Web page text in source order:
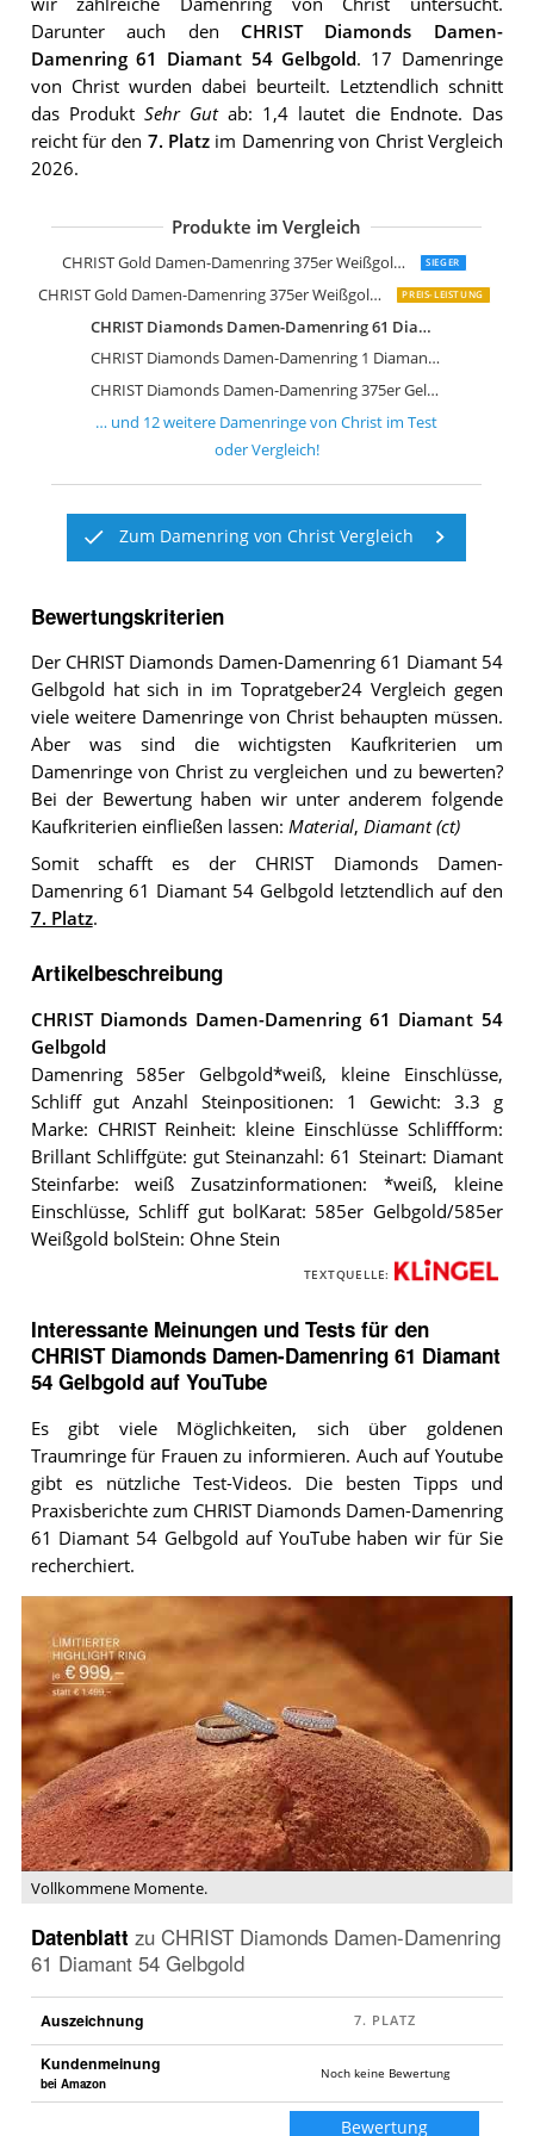
wir zahlreiche Damenring von Christ untersucht.
Darunter auch den CHRIST Diamonds Damen-
Damenring 61 Diamant 54 Gelbgold. 17 Damenringe
von Christ wurden dabei beurteilt. Letztendlich schnitt
das Produkt Sehr Gutab: 1,4 lautet die Endnote. Das
reicht für den 7. Platz im Damenring von Christ Vergleich
2026.
Produkte im Vergleich
CHRIST Gold Damen-Damenring 375er Weißgold 1 Topas SIEGER
CHRIST Gold Damen-Damenring 375er Weißgold 12 Diamant PREIS-LEISTUNG
CHRIST Diamonds Damen-Damenring 61 Diamant 54 Gelbgold
CHRIST Diamonds Damen-Damenring 1 Diamant 54 Gold
CHRIST Diamonds Damen-Damenring 375er Gelbgold 7 Diamanten
CHRIST Gold Damen-Damenring
CHRIST Gold Damen-Damenring
… und 12weitere Damenringe von Christ im Test
oder Vergleich!
Zum Damenring von Christ Vergleich
Bewertungskriterien
Der CHRIST Diamonds Damen-Damenring 61 Diamant 54
Gelbgold hat sich in im Topratgeber24 Vergleich gegen
viele weitere Damenringe von Christ behaupten müssen.
Aber was sind die wichtigsten Kaufkriterien um
Damenringe von Christ zu vergleichen und zu bewerten?
Bei der Bewertung haben wir unter anderem folgende
Kaufkriterien einfließen lassen: Material, Diamant (ct)
Somit schafft es der CHRIST Diamonds Damen-
Damenring 61 Diamant 54 Gelbgold letztendlich auf den
7. Platz.
Artikelbeschreibung
CHRIST Diamonds Damen-Damenring 61 Diamant 54
Gelbgold
Damenring 585er Gelbgold*weiß, kleine Einschlüsse,
Schliff gut Anzahl Steinpositionen: 1 Gewicht: 3.3 g
Marke: CHRIST Reinheit: kleine Einschlüsse Schliffform:
Brillant Schliffgüte: gut Steinanzahl: 61 Steinart: Diamant
Steinfarbe: weiß Zusatzinformationen: *weiß, kleine
Einschlüsse, Schliff gut bolKarat: 585er Gelbgold/585er
Weißgold bolStein: Ohne Stein
TEXTQUELLE:
Interessante Meinungen und Tests für den
CHRIST Diamonds Damen-Damenring 61 Diamant
54 Gelbgold auf YouTube
Es gibt viele Möglichkeiten, sich über goldenen
Traumringe für Frauen zu informieren. Auch auf Youtube
gibt es nützliche Test-Videos. Die besten Tipps und
Praxisberichte zum CHRIST Diamonds Damen-Damenring
61 Diamant 54 Gelbgold auf YouTube haben wir für Sie
recherchiert.
Vollkommene
Momente.
Vollkommene Momente.
Datenblatt zu CHRIST Diamonds Damen-Damenring
61 Diamant 54 Gelbgold
Auszeichnung
Kundenmeinung
bei Amazon
Noch keine Bewertung
Bewertung